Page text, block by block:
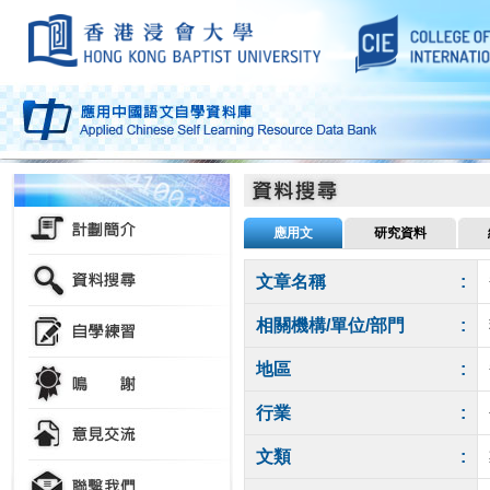
應用文 研究資料
文章名稱 :
相關機構/單位/部門 :
地區 :
行業 :
文類 :